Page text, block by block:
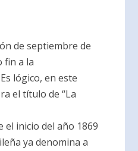
de septiembre de
fin a la
lógico, en este
el título de “La
el inicio del año 1869
ya denomina a